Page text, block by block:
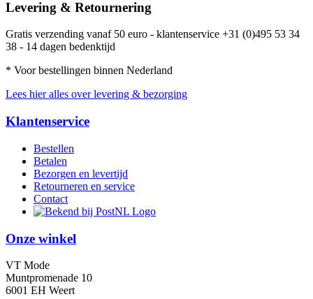
Levering & Retournering
Gratis verzending vanaf 50 euro - klantenservice +31 (0)495 53 34
38 - 14 dagen bedenktijd
* Voor bestellingen binnen Nederland
Lees hier alles over levering & bezorging
Klantenservice
Bestellen
Betalen
Bezorgen en levertijd
Retourneren en service
Contact
Onze winkel
VT Mode
Muntpromenade 10
6001 EH Weert